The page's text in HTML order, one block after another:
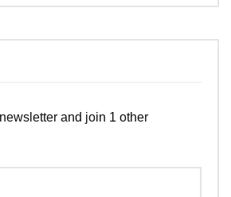
and join 1 other